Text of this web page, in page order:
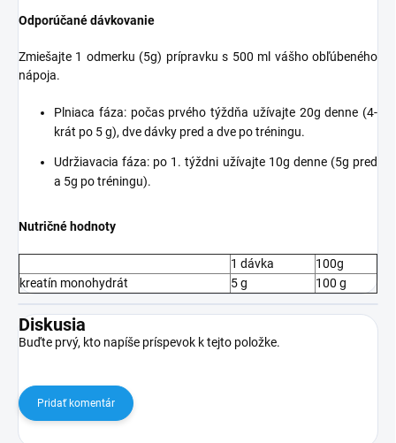
Odporúčané dávkovanie
Zmiešajte 1 odmerku (5g) prípravku s 500 ml vášho obľúbeného
nápoja.
Plniaca fáza: počas prvého týždňa užívajte 20g denne (4-
krát po 5 g), dve dávky pred a dve po tréningu.
Udržiavacia fáza: po 1. týždni užívajte 10g denne (5g pred
a 5g po tréningu).
Nutričné hodnoty
1 dávka
100g
kreatín monohydrát
5 g 100 g
Diskusia
Buďte prvý, kto napíše príspevok k tejto položke.
Pridať komentár